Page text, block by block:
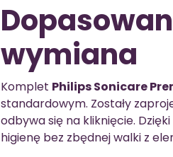
wymiana
Komplet Philips Sonicare
standardowym. Zostały
odbywa się na kliknięcie.
higienę bez zbędnej walki z